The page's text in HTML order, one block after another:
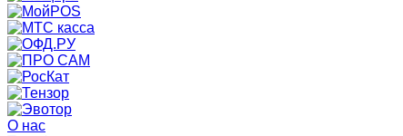
О нас